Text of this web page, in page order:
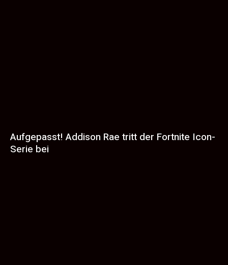
Aufgepasst! Addison Rae tritt der Fortnite Icon-
Serie bei